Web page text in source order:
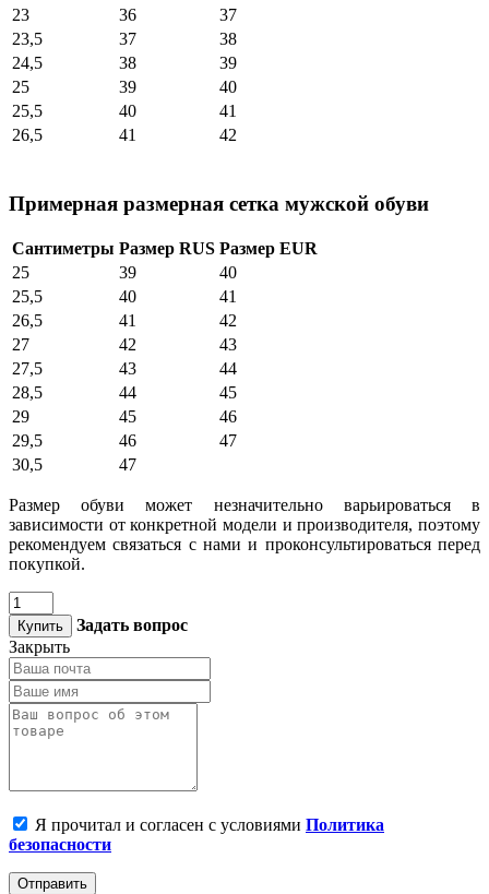
23
36
37
23,5
37
38
24,5
38
39
25
39
40
25,5
40
41
26,5
41 42
Примерная размерная сетка мужской обуви
Сантиметры Размер RUS Размер EUR
25
39
40
25,5
40
41
26,5
41
42
27
42
43
27,5
43
44
28,5
44
45
29
45
46
29,5
46
47
30,5
47
Размер обуви может незначительно варьироваться в
зависимости от конкретной модели и производителя, поэтому
рекомендуем связаться с нами и проконсультироваться перед
покупкой.
Купить
Задать вопрос
Закрыть
Я прочитал и согласен с условиями Политика
безопасности
Отправить